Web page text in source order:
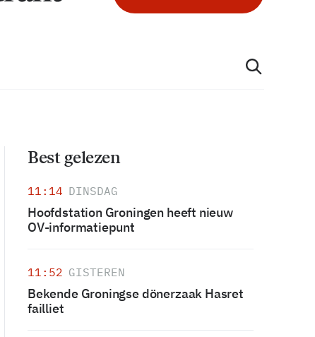
Best gelezen
11:14 DINSDAG
Hoofdstation Groningen heeft nieuw
OV-informatiepunt
11:52 GISTEREN
Bekende Groningse dönerzaak Hasret
failliet